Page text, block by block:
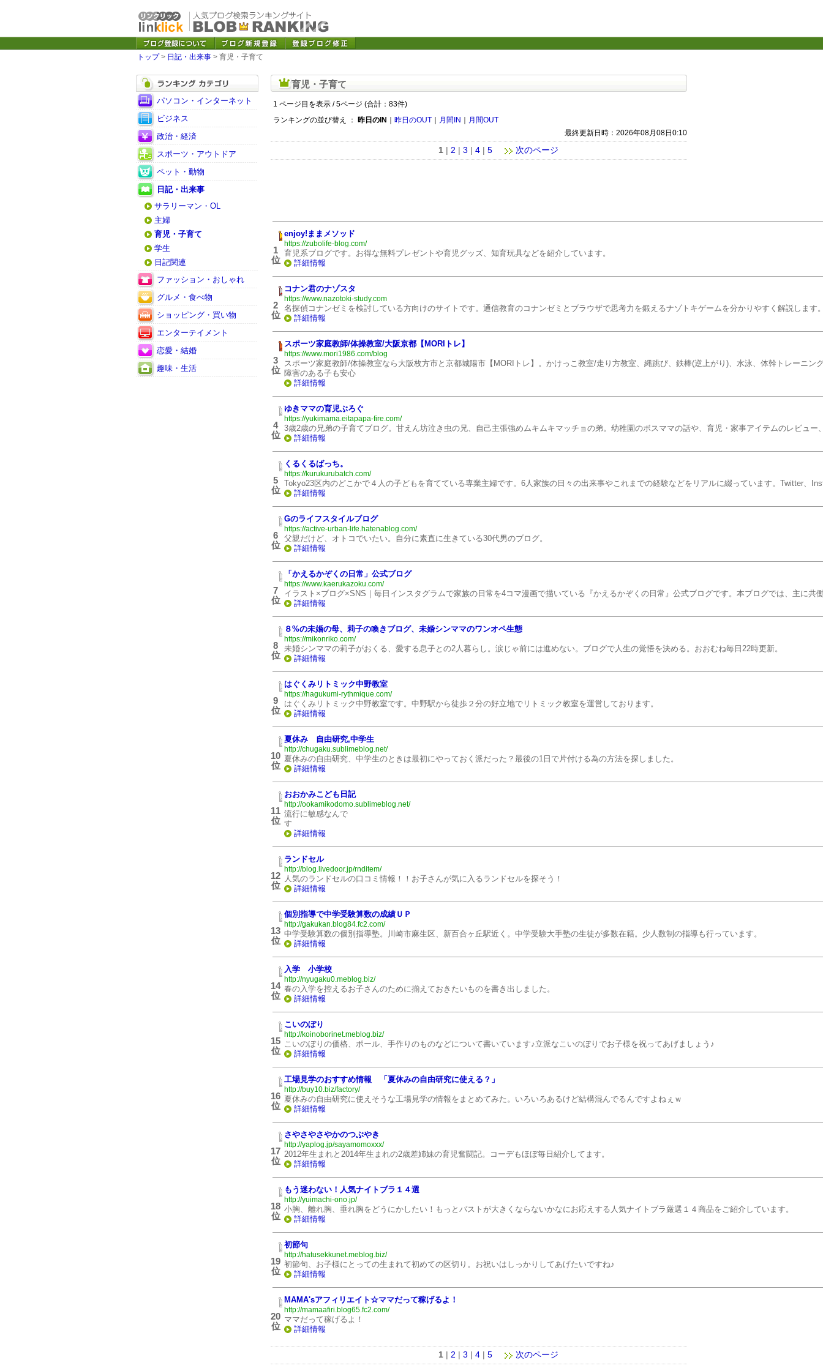
トップ> 日記・出来事 > 育児・子育て
パソコン・インターネット
ビジネス
政治・経済
スポーツ・アウトドア
ペット・動物
日記・出来事
サラリーマン・OL
主婦
育児・子育て
学生
日記関連
ファッション・おしゃれ
グルメ・食べ物
ショッピング・買い物
エンターテイメント
恋愛・結婚
趣味・生活
育児・子育て
1 ページ目を表示 / 5ページ (合計：83件)
ランキングの並び替え ： 昨日のIN 昨日のOUT 月間IN
月間OUT
最終更新日時：2026年08月08日0:10
1 | 2 | 3 | 4 | 5 次のページ
1
位
enjoy!ままメソッド
https://zubolife-blog.com/
育児系ブログです。お得な無料プレゼントや育児グッズ、知育玩具などを紹介しています。
詳細情報
2
位
コナン君のナゾスタ
https://www.nazotoki-study.com
名探偵コナンゼミを検討している方向けのサイトです。通信教育のコナンゼミとブラウザで思考力を鍛えるナゾトキゲームを分かりやすく解説します
詳細情報
3
位
スポーツ家庭教師/体操教室/大阪京都【MORIトレ】
https://www.mori1986.com/blog
スポーツ家庭教師/体操教室なら大阪枚方市と京都城陽市【MORIトレ】。かけっこ教室/走り方教室、縄跳び、鉄棒(逆上がり)、水泳、体幹トレーニン
障害のある子も安心
詳細情報
4
位
ゆきママの育児ぶろぐ
https://yukimama.eitapapa-fire.com/
3歳2歳の兄弟の子育てブログ。甘えん坊泣き虫の兄、自己主張強めムキムキマッチョの弟。幼稚園のボスママの話や、育児・家事アイテムのレビュー
詳細情報
5
位
くるくるばっち。
https://kurukurubatch.com/
Tokyo23区内のどこかで４人の子どもを育てている専業主婦です。6人家族の日々の出来事やこれまでの経験などをリアルに綴っています。Twitter、
詳細情報
6
位
Gのライフスタイルブログ
https://active-urban-life.hatenablog.com/
父親だけど、オトコでいたい。自分に素直に生きている30代男のブログ。
詳細情報
7
位
「かえるかぞくの日常」公式ブログ
https://www.kaerukazoku.com/
イラスト×ブログ×SNS｜毎日インスタグラムで家族の日常を4コマ漫画で描いている『かえるかぞくの日常』公式ブログです。本ブログでは、主に共
詳細情報
8
位
８%の未婚の母、莉子の喚きブログ、未婚シンママのワンオペ生態
https://mikonriko.com/
未婚シンママの莉子がおくる、愛する息子との2人暮らし。涙じゃ前には進めない。ブログで人生の覚悟を決める。おおむね毎日22時更新。
詳細情報
9
位
はぐくみリトミック中野教室
https://hagukumi-rythmique.com/
はぐくみリトミック中野教室です。中野駅から徒歩２分の好立地でリトミック教室を運営しております。
詳細情報
10
位
夏休み 自由研究,中学生
http://chugaku.sublimeblog.net/
夏休みの自由研究、中学生のときは最初にやっておく派だった？最後の1日で片付ける為の方法を探しました。
詳細情報
11
位
おおかみこども日記
http://ookamikodomo.sublimeblog.net/
流行に敏感なんで
詳細情報
12
位
ランドセル
http://blog.livedoor.jp/rnditem/
人気のランドセルの口コミ情報！！お子さんが気に入るランドセルを探そう！
詳細情報
13
位
個別指導で中学受験算数の成績ＵＰ
http://gakukan.blog84.fc2.com/
中学受験算数の個別指導塾。川崎市麻生区、新百合ヶ丘駅近く。中学受験大手塾の生徒が多数在籍。少人数制の指導も行っています。
詳細情報
14
位
入学 小学校
http://nyugaku0.meblog.biz/
春の入学を控えるお子さんのために揃えておきたいものを書き出しました。
詳細情報
15
位
こいのぼり
http://koinoborinet.meblog.biz/
こいのぼりの価格、ポール、手作りのものなどについて書いています♪立派なこいのぼりでお子様を祝ってあげましょう♪
詳細情報
16
位
工場見学のおすすめ情報 「夏休みの自由研究に使える？」
http://buy10.biz/factory/
夏休みの自由研究に使えそうな工場見学の情報をまとめてみた。いろいろあるけど結構混んでるんですよねぇｗ
詳細情報
17
位
さやさやさやかのつぶやき
http://yaplog.jp/sayamomoxxx/
2012年生まれと2014年生まれの2歳差姉妹の育児奮闘記。コーデもほぼ毎日紹介してます。
詳細情報
18
位
もう迷わない！人気ナイトブラ１４選
http://yuimachi-ono.jp/
小胸、離れ胸、垂れ胸をどうにかしたい！もっとバストが大きくならないかなにお応えする人気ナイトブラ厳選１４商品をご紹介しています。
詳細情報
19
位
初節句
http://hatusekkunet.meblog.biz/
初節句、お子様にとっての生まれて初めての区切り。お祝いはしっかりしてあげたいですね♪
詳細情報
20
位
MAMA'sアフィリエイト☆ママだって稼げるよ！
http://mamaafiri.blog65.fc2.com/
ママだって稼げるよ！
詳細情報
1 | 2 | 3 | 4 | 5 次のページ